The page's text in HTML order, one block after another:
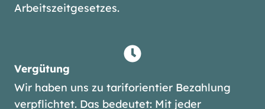
Arbeitszeitgesetzes.
Vergütung
Wir haben uns zu tariforientier Bezahlung
verpflichtet. Das bedeutet: Mit jeder